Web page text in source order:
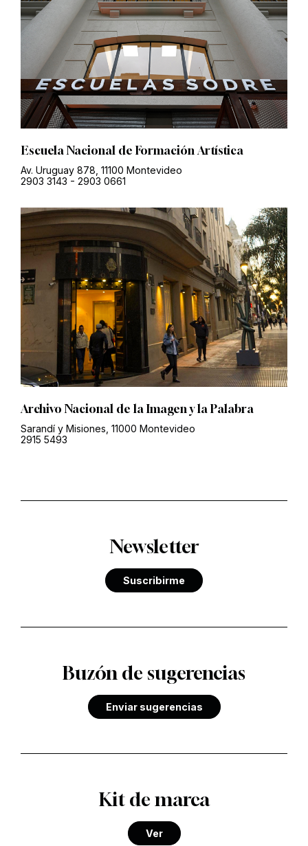
Escuela Nacional de Formación Artística
Av. Uruguay 878, 11100 Montevideo
2903 3143 - 2903 0661
Archivo Nacional de la Imagen y la Palabra
Sarandí y Misiones, 11000 Montevideo
2915 5493
Newsletter
Suscribirme
Buzón de sugerencias
Enviar sugerencias
Kit de marca
Ver